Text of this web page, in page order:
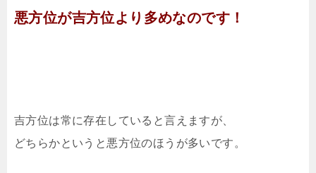
悪方位が吉方位より多めなのです！
吉方位は常に存在していると言えますが、
どちらかというと悪方位のほうが多いです。